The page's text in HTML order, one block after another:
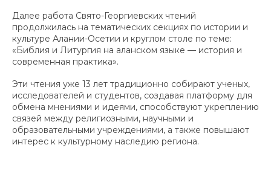
Далее работа Свято-Георгиевских чтений
продолжилась на тематических секциях по истории и
культуре Алании-Осетии и круглом столе по теме:
«Библия и Литургия на аланском языке — история и
современная практика».
Эти чтения уже 13 лет традиционно собирают ученых,
исследователей и студентов, создавая платформу для
обмена мнениями и идеями, способствуют укреплению
связей между религиозными, научными и
образовательными учреждениями, а также повышают
интерес к культурному наследию региона.